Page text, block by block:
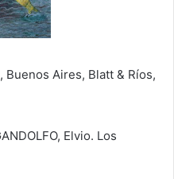
, Buenos Aires, Blatt & Ríos,